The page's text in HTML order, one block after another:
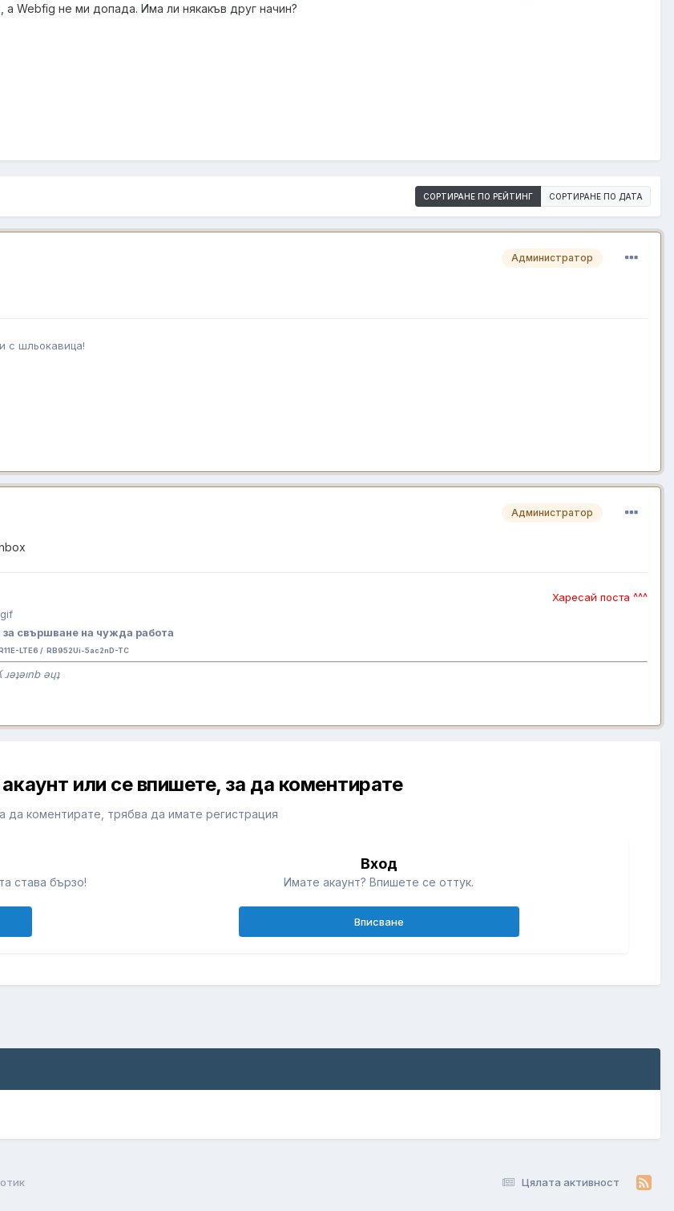
а Webfig не ми допада. Има ли някакъв друг начин?
СОРТИРАНЕ ПО РЕЙТИНГ СОРТИРАНЕ ПО ДАТА
Администратор
с шльокавица!
Администратор
Харесай поста ^^^
свършване на чужда работа
LTE6 / RB952Ui-5ac2nD-TC
ǝɥʇ
или се впишете, за да коментирате
да коментирате, трябва да имате регистрация
става бързо!
Вход
Имате акаунт? Впишете се оттук.
Вписване
Цялата активност